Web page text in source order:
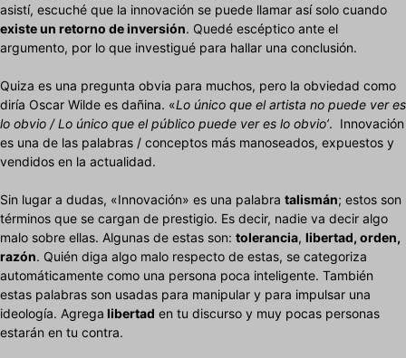
asistí, escuché que la innovación se puede llamar así solo cuando
existe un retorno de inversión. Quedé escéptico ante el
argumento, por lo que investigué para hallar una conclusión.
Quiza es una pregunta obvia para muchos, pero la obviedad como
diría Oscar Wilde es dañina. «Lo único que el artista no puede ver es
lo obvio / Lo único que el público puede ver es lo obvio’. Innovación
es una de las palabras / conceptos más manoseados, expuestos y
vendidos en la actualidad.
Sin lugar a dudas, «Innovación» es una palabra talismán; estos son
términos que se cargan de prestigio. Es decir, nadie va decir algo
malo sobre ellas. Algunas de estas son: tolerancia, libertad, orden,
razón. Quién diga algo malo respecto de estas, se categoriza
automáticamente como una persona poca inteligente. También
estas palabras son usadas para manipular y para impulsar una
ideología. Agrega libertad en tu discurso y muy pocas personas
estarán en tu contra.